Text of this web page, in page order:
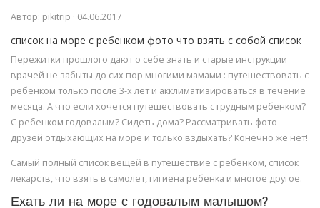
Автор: pikitrip · 04.06.2017
список на море с ребенком фото что взять с собой список
Пережитки прошлого дают о себе знать и старые инструкции
врачей не забыты до сих пор многими мамами : путешествовать с
ребенком только после 3-х лет и акклиматизироваться в течение
месяца. А что если хочется путешествовать с грудным ребенком?
С ребенком годовалым? Сидеть дома? Рассматривать фото
друзей отдыхающих на море и только вздыхать? Конечно же нет!
Самый полный список вещей в путешествие с ребенком, список
лекарств, что взять в самолет, гигиена ребенка и многое другое.
Ехать ли на море с годовалым малышом?